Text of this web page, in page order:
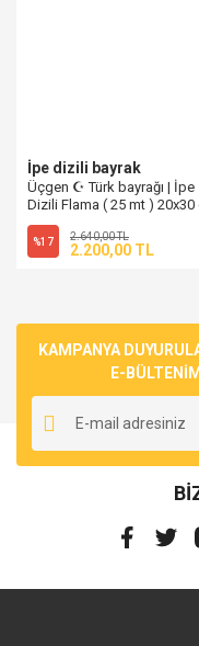
İpe dizili bayrak
Üçgen ☪ Türk bayrağı | İpe
Dizili Flama ( 25 mt ) 20x30
%17 2.640,00 TL
2.200,00 TL
KAMPANYA
E-